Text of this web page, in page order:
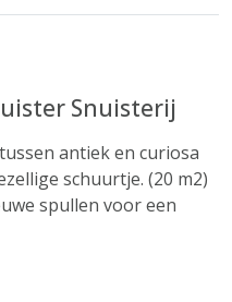
Snuisterij
antiek en curiosa
schuurtje. (20 m2)
spullen voor een